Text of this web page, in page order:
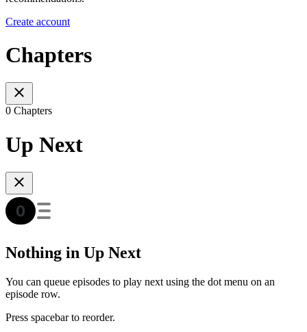
Create account
Chapters
0 Chapters
Up Next
Nothing in Up Next
You can queue episodes to play next using the dot menu on an
episode row.
Press spacebar to reorder.